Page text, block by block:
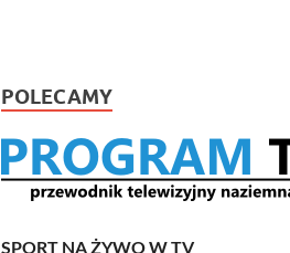
POLECAMY
SPORT NA ŻYWO W TV